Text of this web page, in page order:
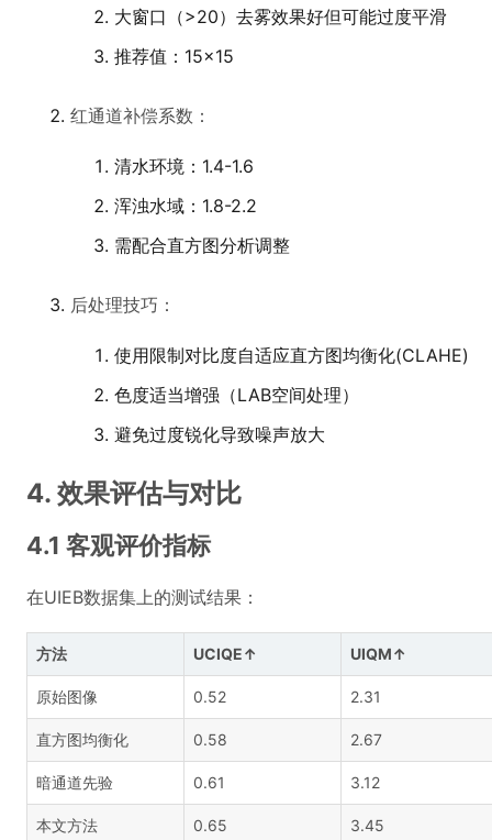
大窗口（>20）去雾效果好但可能过度平滑
推荐值：15×15
红通道补偿系数：
清水环境：1.4-1.6
浑浊水域：1.8-2.2
需配合直方图分析调整
后处理技巧：
使用限制对比度自适应直方图均衡化(CLAHE)
色度适当增强（LAB空间处理）
避免过度锐化导致噪声放大
4. 效果评估与对比
4.1 客观评价指标
在UIEB数据集上的测试结果：
方法 UCIQE↑ UIQM↑
原始图像 0.52 2.31
直方图均衡化 0.58 2.67
暗通道先验 0.61 3.12
本文方法 0.65 3.45